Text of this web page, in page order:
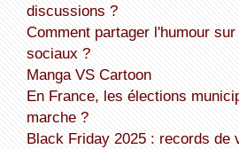
discussions ?
Comment partager l'humour sur les réseaux
sociaux ?
Manga VS Cartoon
En France, les élections municipales : comment ça
marche ?
Black Friday 2025 : records de ventes, chaos de